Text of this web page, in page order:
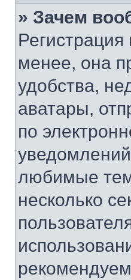
» Зачем
менее, она
удобства,
аватары,
по
любимые
несколько